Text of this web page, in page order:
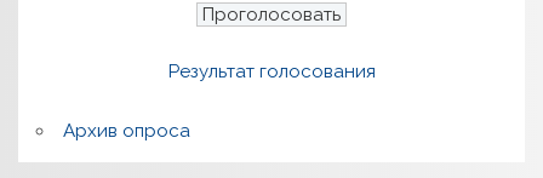
Результат голосования
Архив опроса